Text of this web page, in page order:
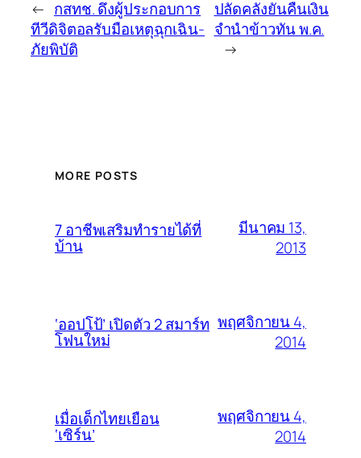
← กสทช. ดึงผู้ประกอบการ
ทีวีดิจิตอลรับมือเหตุฉุกเฉิน-
ภัยพิบัติ
ปลัดคลังยันคืนเงิน
จำนำข้าวทัน พ.ค.
→
MORE POSTS
7 อาชีพเสริมทำรายได้ที่
บ้าน
มีนาคม 13,
2013
‘ออปโป้’ เปิดตัว 2 สมาร์ท
โฟนใหม่
พฤศจิกายน 4,
2014
เมื่อเด็กไทยเยือน
‘เซิร์น’
พฤศจิกายน 4,
2014